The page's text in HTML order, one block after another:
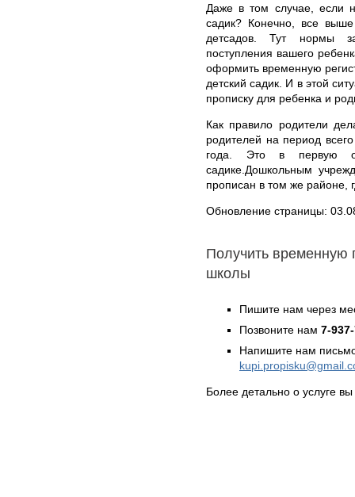
Даже в том случае, если
садик? Конечно, все
детсадов. Тут нормы
поступления вашего
оформить временную
детский садик. И в этой
прописку для ребенка и
Как правило родители
родителей на период
года. Это в первую
садике.Дошкольным
прописан в том же районе,
Обновление страницы:
Получить временную
школы
Пишите нам через
Позвоните нам 7-
Напишите нам
Более детально о услуге